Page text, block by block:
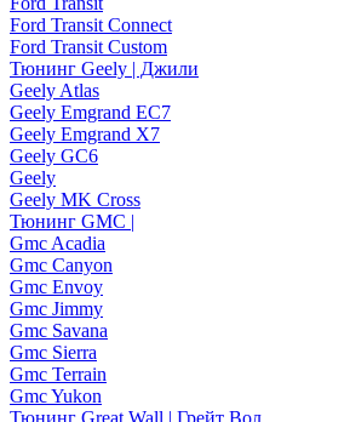
Ford Transit Connect
Ford Transit Custom
Тюнинг Geely | Джили
Geely Atlas
Geely Emgrand EC7
Geely Emgrand X7
Geely GC6
Geely
Geely MK Cross
Тюнинг GMC |
Gmc Acadia
Gmc Canyon
Gmc Envoy
Gmc Jimmy
Gmc Savana
Gmc Sierra
Gmc Terrain
Gmc Yukon
Тюнинг Great Wall | Грейт Вол